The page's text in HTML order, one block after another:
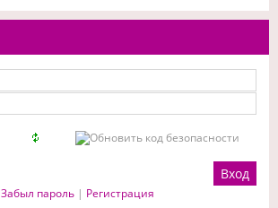
Забыл пароль| Регистрация